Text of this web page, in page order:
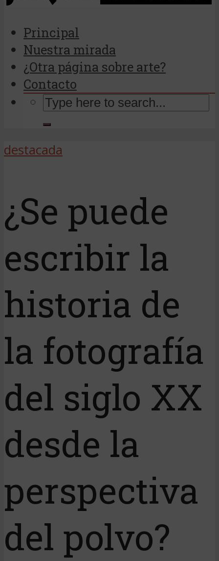
Principal
Nuestra mirada
¿Otra página sobre arte?
Contacto
destacada
¿Se puede
escribir la
historia de
la fotografía
del siglo XX
desde la
perspectiva
del polvo?